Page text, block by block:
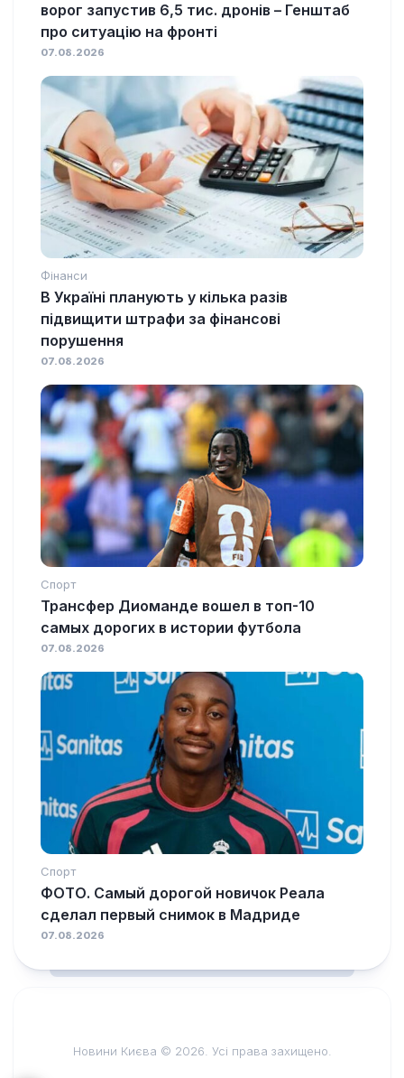
ворог запустив 6,5 тис. дронів – Генштаб
про ситуацію на фронті
07.08.2026
Фінанси
В Україні планують у кілька разів
підвищити штрафи за фінансові
порушення
07.08.2026
Спорт
Трансфер Диоманде вошел в топ-10
самых дорогих в истории футбола
07.08.2026
Спорт
ФОТО. Самый дорогой новичок Реала
сделал первый снимок в Мадриде
07.08.2026
Новини Києва © 2026. Усі права захищено.